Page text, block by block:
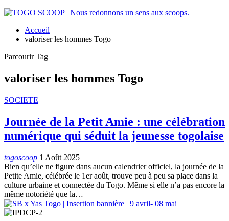
Accueil
valoriser les hommes Togo
Parcourir Tag
valoriser les hommes Togo
SOCIETE
Journée de la Petit Amie : une célébration
numérique qui séduit la jeunesse togolaise
togoscoop 1 Août 2025
Bien qu’elle ne figure dans aucun calendrier officiel, la journée de la
Petite Amie, célébrée le 1er août, trouve peu à peu sa place dans la
culture urbaine et connectée du Togo. Même si elle n’a pas encore la
même notoriété que la…